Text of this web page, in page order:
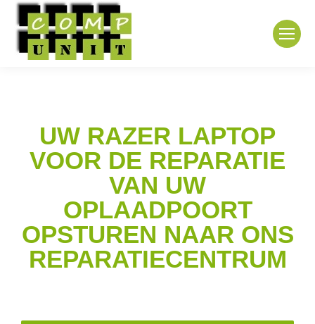
UW RAZER LAPTOP
VOOR DE REPARATIE
VAN UW
OPLAADPOORT
OPSTUREN NAAR ONS
REPARATIECENTRUM